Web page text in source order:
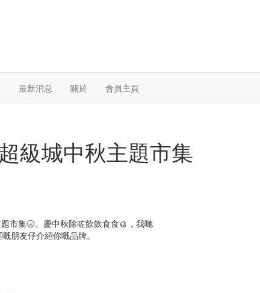
最新消息 關於 會員主頁
級城中秋主題市集
市集🌝。慶中秋除咗飲飲食食🥮，我哋
朋友仔介紹你嘅品牌。